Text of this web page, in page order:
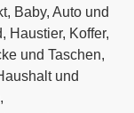
Baby, Auto und
Haustier, Koffer,
und Taschen,
und